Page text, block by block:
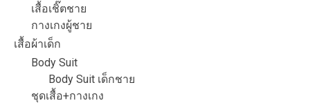
เสื้อเชิ๊ตชาย
กางเกงผู้ชาย
เสื้อผ้าเด็ก
Body Suit
Body Suit เด็กชาย
ชุดเสื้อ+กางเกง